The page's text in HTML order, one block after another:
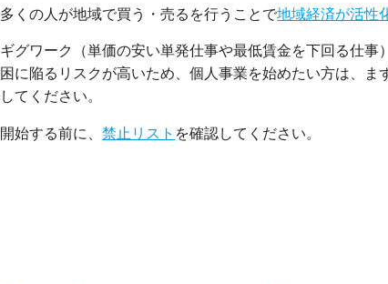
多くの人が地域で買う・売るを行うことで地域経済が活性
ギグワーク（単価の安い単発仕事や最低賃金を下回る仕
困に陥るリスクが高いため、個人事業を始めたい方は、
してください。
開始する前に、禁止リスト を確認してください。